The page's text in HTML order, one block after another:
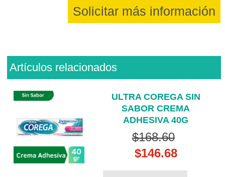
Solicitar más información
Artículos relacionados
ULTRA COREGA SIN
SABOR CREMA
ADHESIVA 40G
$168.60
$146.68